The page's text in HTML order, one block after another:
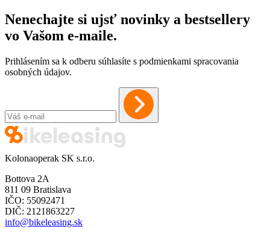
Nenechajte si ujsť novinky a bestsellery
vo Vašom e-maile.
Prihlásením sa k odberu súhlasíte s podmienkami spracovania
osobných údajov.
Kolonaoperak SK s.r.o.
Bottova 2A
811 09 Bratislava
IČO: 55092471
DIČ: 2121863227
info@bikeleasing.sk